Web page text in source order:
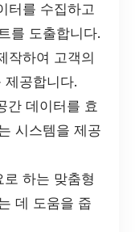
터를 수집하고
를 도출합니다.
작하여 고객의
제공합니다.
간 데이터를 효
시스템을 제공
로 하는 맞춤형
데 도움을 줍